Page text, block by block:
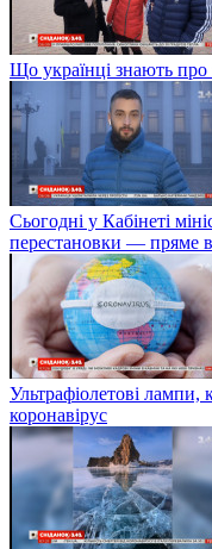
Що українці знають про
Сьогодні у Кабінеті
перестановки — пряме
Ультрафіолетові лампи,
коронавірус